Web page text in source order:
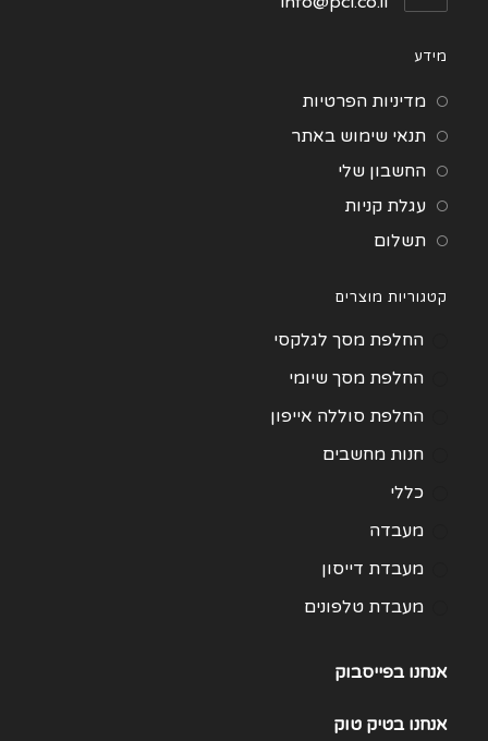
מידע
מדיניות הפרטיות
תנאי שימוש באתר
החשבון שלי
עגלת קניות
תשלום
קטגוריות מוצרים
החלפת מסך לגלקסי
החלפת מסך שיומי
החלפת סוללה אייפון
חנות מחשבים
כללי
מעבדה
מעבדת דייסון
מעבדת טלפונים
תיקון Huawei
תיקון One Plus
אנחנו בפייסבוק
אנחנו בטיק טוק